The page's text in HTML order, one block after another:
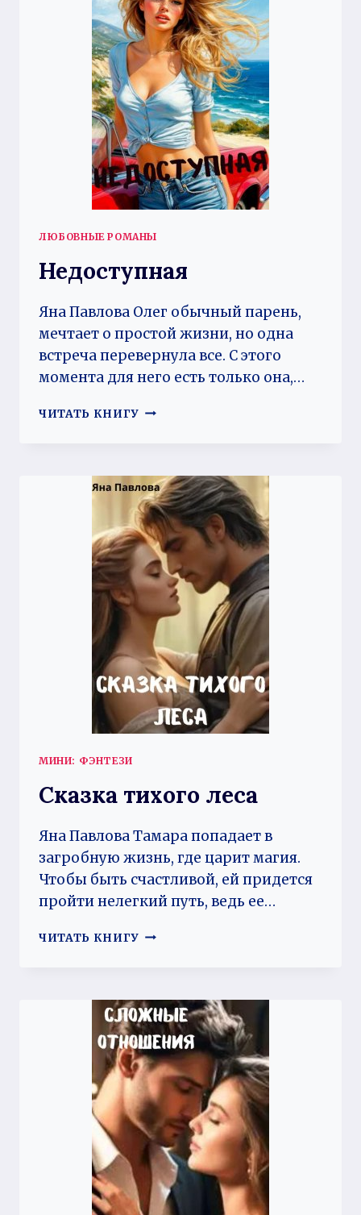
ЛЮБОВНЫЕ РОМАНЫ
Недоступная
Яна Павлова Олег обычный парень,
мечтает о простой жизни, но одна
встреча перевернула все. С этого
момента для него есть только она,…
ЧИТАТЬ КНИГУ НЕДОСТУПНАЯ
МИНИ: ФЭНТЕЗИ
Сказка тихого леса
Яна Павлова Тамара попадает в
загробную жизнь, где царит магия.
Чтобы быть счастливой, ей придется
пройти нелегкий путь, ведь ее…
ЧИТАТЬ КНИГУ СКАЗКА